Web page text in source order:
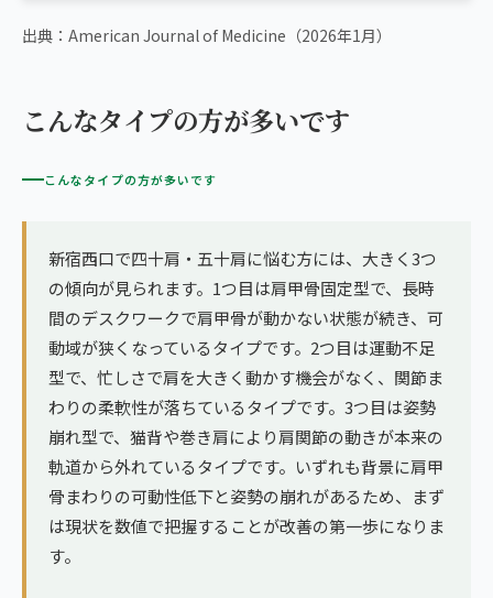
出典：American Journal of Medicine（2026年1月）
こんなタイプの方が多いです
こんなタイプの方が多いです
新宿西口で四十肩・五十肩に悩む方には、大きく3つ
の傾向が見られます。1つ目は肩甲骨固定型で、長時
間のデスクワークで肩甲骨が動かない状態が続き、可
動域が狭くなっているタイプです。2つ目は運動不足
型で、忙しさで肩を大きく動かす機会がなく、関節ま
わりの柔軟性が落ちているタイプです。3つ目は姿勢
崩れ型で、猫背や巻き肩により肩関節の動きが本来の
軌道から外れているタイプです。いずれも背景に肩甲
骨まわりの可動性低下と姿勢の崩れがあるため、まず
は現状を数値で把握することが改善の第一歩になりま
す。